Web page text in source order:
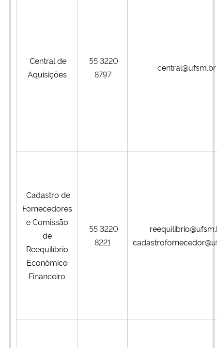
Central de
Aquisições
55 3220
8797
central@ufsm.br
Cadastro de
Fornecedores
e Comissão
de
Reequilíbrio
Econômico
Financeiro
55 3220
8221